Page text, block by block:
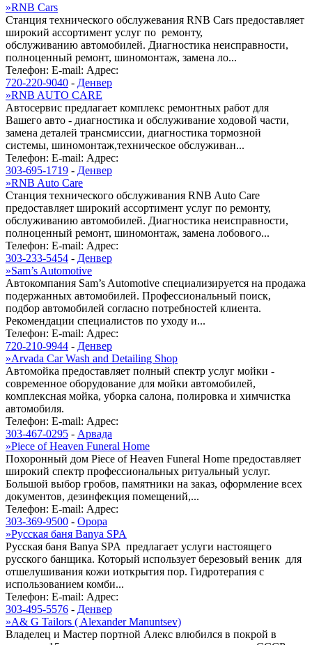
»RNB Cars
Станция технического обслужевания RNB Cars предоставляет
широкий ассортимент услуг по ремонту,
обслуживанию автомобилей. Диагностика неисправности,
полноценный ремонт, шиномонтаж, замена ло...
Телефон: E-mail: Адрес:
720-220-9040 - Денвер
»RNB AUTO CARE
Автосервис предлагает комплекс ремонтных работ для
Вашего авто - диагностика и обслуживание ходовой части,
замена деталей трансмиссии, диагностика тормозной
системы, шиномонтаж,техническое обслуживан...
Телефон: E-mail: Адрес:
303-695-1719 - Денвер
»RNB Auto Care
Станция технического обслуживания RNB Auto Care
предоставляет широкий ассортимент услуг по ремонту,
обслуживанию автомобилей. Диагностика неисправности,
полноценный ремонт, шиномонтаж, замена лобового...
Телефон: E-mail: Адрес:
303-233-5454 - Денвер
»Sam’s Automotive
Автокомпания Sam’s Automotive специализируется на продажа
подержанных автомобилей. Профессиональный поиск,
подбор автомобилей согласно потребностей клиента.
Рекомендации специалистов по уходу и...
Телефон: E-mail: Адрес:
720-210-9944 - Денвер
»Arvada Car Wash and Detailing Shop
Автомойка предоставляет полный спектр услуг мойки -
современное оборудование для мойки автомобилей,
комплексная мойка, уборка салона, полировка и химчистка
автомобиля.
Телефон: E-mail: Адрес:
303-467-0295 - Арвада
»Piece of Heaven Funeral Home
Похоронный дом Piece of Heaven Funeral Home предоставляет
широкий спектр профессиональных ритуальный услуг.
Большой выбор гробов, памятники на заказ, оформление всех
документов, дезинфекция помещений,...
Телефон: E-mail: Адрес:
303-369-9500 - Орора
»Русская баня Banya SPA
Русская баня Banya SPA предлагает услуги настоящего
русского банщика. Который использует березовый веник для
отшелушивания кожи иоткрытия пор. Гидротерапия с
использованием комби...
Телефон: E-mail: Адрес:
303-495-5576 - Денвер
»A& G Tailors ( Alexander Manuntsev)
Владелец и Мастер портной Алекс влюбился в покрой в